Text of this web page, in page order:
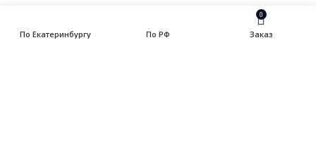
По Екатеринбургу По РФ
0
Заказ